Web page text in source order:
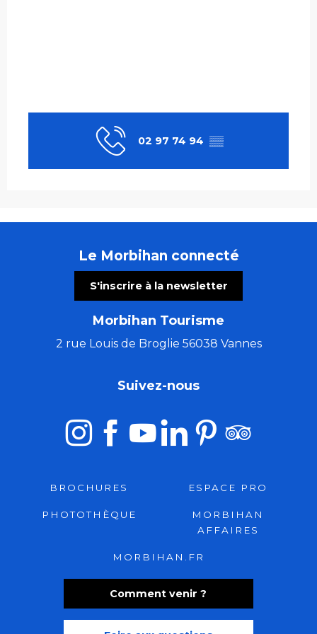
02 97 74 94 ▒▒
Le Morbihan connecté
S'inscrire à la newsletter
Morbihan Tourisme
2 rue Louis de Broglie 56038 Vannes
Comment venir ?
Suivez-nous
BROCHURES ESPACE PRO
PHOTOTHÈQUE
MORBIHAN
AFFAIRES
MORBIHAN.FR